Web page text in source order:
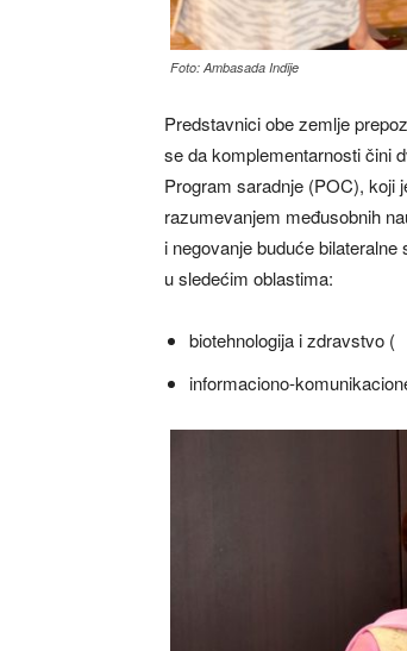
Foto: Ambasada Indije
Predstavnici obe zemlje
se da komplementarnosti čini
Program saradnje (POC), koji
razumevanjem međusobnih
i negovanje buduće
u sledećim oblastima:
biotehnologija i zdravstvo (
informaciono-